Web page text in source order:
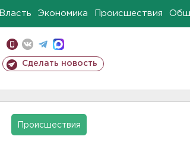
Власть Экономика Происшествия
Сделать новость
Происшествия